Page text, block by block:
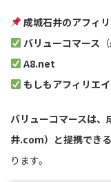
成城石井のアフィ
バリューコマース
A8.net
もしもアフィリエ
バリューコマースは
井.com）と提携でき
ります。